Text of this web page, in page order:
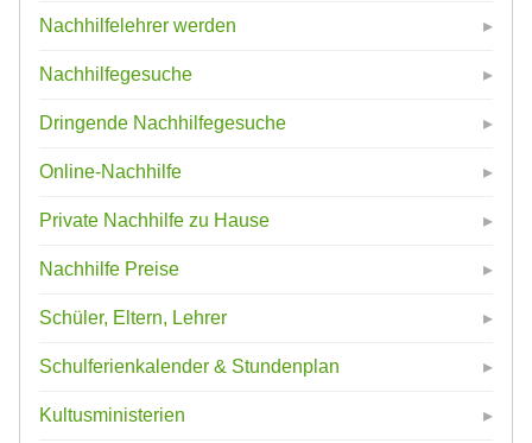
Nachhilfelehrer werden
Nachhilfegesuche
Dringende Nachhilfegesuche
Online-Nachhilfe
Private Nachhilfe zu Hause
Nachhilfe Preise
Schüler, Eltern, Lehrer
Schulferienkalender & Stundenplan
Kultusministerien